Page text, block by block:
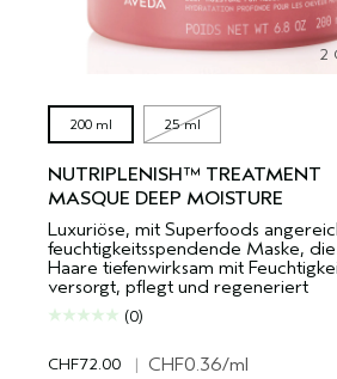
2
200 ml 25 ml
NUTRIPLENISH™ TREATMENT
MASQUE DEEP MOISTURE
Luxuriöse, mit Superfoods
feuchtigkeitsspendende Maske,
Haare tiefenwirksam mit
versorgt, pflegt und regeneriert
(0)
CHF72.00 | CHF0.36/ml